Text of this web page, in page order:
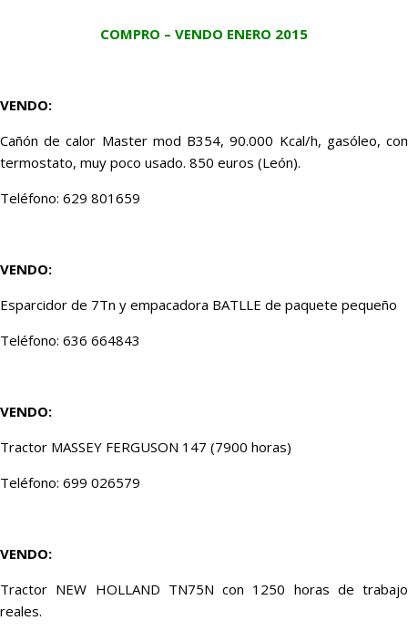
COMPRO – VENDO ENERO 2015
VENDO:
Cañón de calor Master mod B354, 90.000 Kcal/h, gasóleo, con
termostato, muy poco usado. 850 euros (León).
Teléfono: 629 801659
VENDO:
Esparcidor de 7Tn y empacadora BATLLE de paquete pequeño
Teléfono: 636 664843
VENDO:
Tractor MASSEY FERGUSON 147 (7900 horas)
Teléfono: 699 026579
VENDO:
Tractor NEW HOLLAND TN75N con 1250 horas de trabajo
reales.